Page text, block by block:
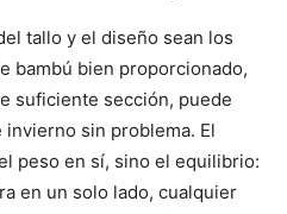
tallo y el diseño sean los
bambú bien proporcionado,
suficiente sección, puede
sin problema. El
peso en sí, sino el equilibrio:
en un solo lado, cualquier